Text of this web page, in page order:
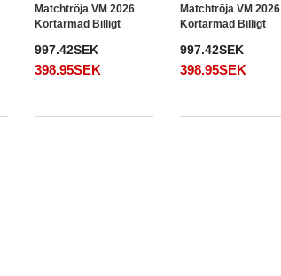
Matchtröja VM 2026
Kortärmad Billigt
997.42SEK
398.95SEK
Matchtröja VM 2026
Kortärmad Billigt
997.42SEK
398.95SEK